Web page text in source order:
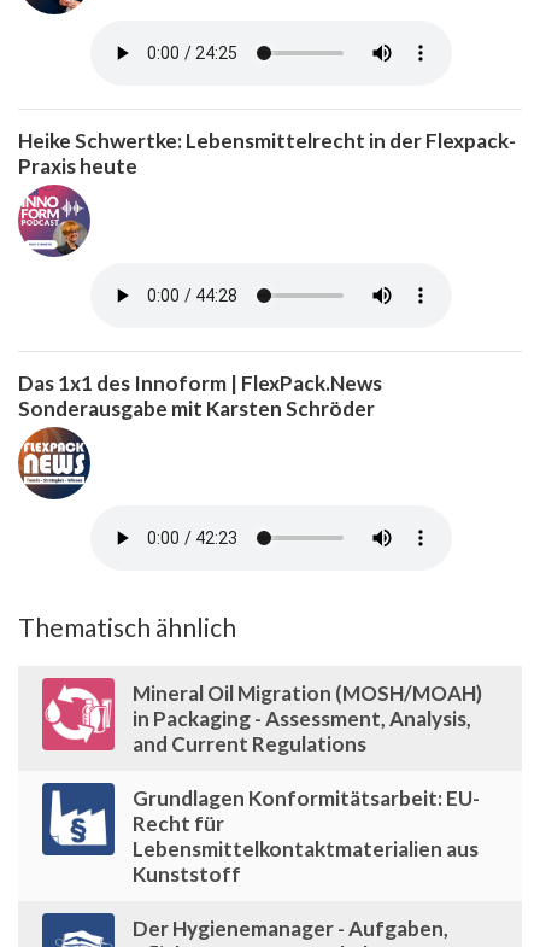
Heike Schwertke: Lebensmittelrecht in der Flexpack-
Praxis heute
Das 1x1 des Innoform | FlexPack.News
Sonderausgabe mit Karsten Schröder
Thematisch ähnlich
Mineral Oil Migration (MOSH/MOAH)
in Packaging - Assessment, Analysis,
and Current Regulations
Grundlagen Konformitätsarbeit: EU-
Recht für
Lebensmittelkontaktmaterialien aus
Kunststoff
Der Hygienemanager - Aufgaben,